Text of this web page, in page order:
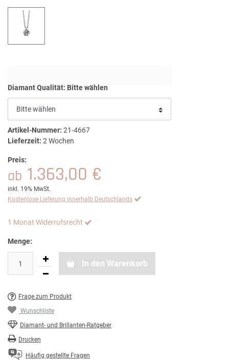
Diamant Qualität: Bitte wählen
Artikel-Nummer: 21-4667
Lieferzeit: 2 Wochen
Preis:
ab 1.363,00 €
inkl. 19% MwSt.
Kostenlose Lieferung innerhalb Deutschlands
1 Monat Widerrufsrecht
Menge:
In den Warenkorb
Frage zum Produkt
Wunschliste
Diamant- und Brillanten-Ratgeber
Drucken
Häufig gestellte Fragen